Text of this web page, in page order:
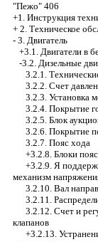
"Пежо" 406
+1. Инструкция
+ 2. Техническое
- 3. Двигатель
+3.1. Двигатели в
-3.2. Дизельные
3.2.1.
3.2.2. Счет
3.2.3. Установка
3.2.4. Покрытие
3.2.5. Блок
3.2.6. Покрытие
3.2.7. Пояс хода
+3.2.8. Блоки
+3.2.9. Я
механизм
3.2.10. Вал
3.2.11.
3.2.12. Счет и
клапанов
+3.2.13.